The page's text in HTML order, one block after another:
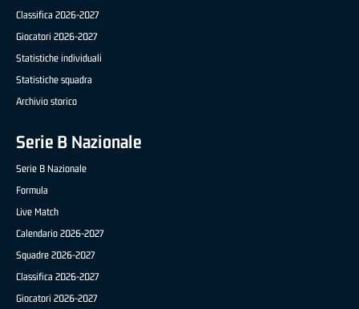
Classifica 2026-2027
Giocatori 2026-2027
Statistiche individuali
Statistiche squadra
Archivio storico
Serie B Nazionale
Serie B Nazionale
Formula
Live Match
Calendario 2026-2027
Squadre 2026-2027
Classifica 2026-2027
Giocatori 2026-2027